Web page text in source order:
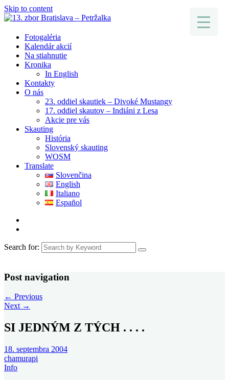
Skip to content
Fotogaléria
Kalendár akcií
Na stiahnutie
Kronika
In English
Kontakty
O nás
23. oddiel skautiek – Divoké Mustangy
17. oddiel skautov – Indiáni z Lesa
Akcie pre vás
Skauting
História
Slovenský skauting
WOSM
Translate
Slovenčina
English
Italiano
Español
Search for:
Post navigation
← Previous
Next →
SI JEDNÝM Z TÝCH . . . .
18. septembra 2004
chamurapi
Info